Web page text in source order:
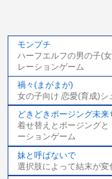
モンプチ
ハーフエルフの男の子(
レーションゲーム
禍々(まがまが)
女の子向け 恋愛(育成)シ
どきどきポージング未
着せ替えとポージング
ーションゲーム
妹と呼ばないで
選択肢によって結末が変